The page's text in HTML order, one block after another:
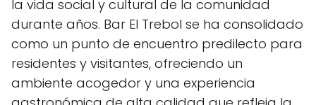
la vida social y cultural de la comunidad
durante años. Bar El Trebol se ha consolidado
como un punto de encuentro predilecto para
residentes y visitantes, ofreciendo un
ambiente acogedor y una experiencia